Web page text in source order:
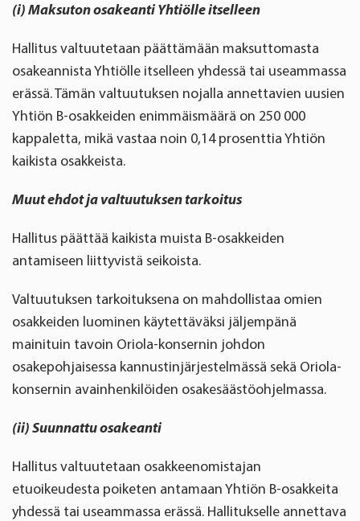
(i) Maksuton osakeanti Yhtiölle itselleen
Hallitus valtuutetaan päättämään maksuttomasta
osakeannista Yhtiölle itselleen yhdessä tai useammassa
erässä. Tämän valtuutuksen nojalla annettavien uusien
Yhtiön B-osakkeiden enimmäismäärä on 250 000
kappaletta, mikä vastaa noin 0,14 prosenttia Yhtiön
kaikista osakkeista.
Muut ehdot ja valtuutuksen tarkoitus
Hallitus päättää kaikista muista B-osakkeiden
antamiseen liittyvistä seikoista.
Valtuutuksen tarkoituksena on mahdollistaa omien
osakkeiden luominen käytettäväksi jäljempänä
mainituin tavoin Oriola-konsernin johdon
osakepohjaisessa kannustinjärjestelmässä sekä Oriola-
konsernin avainhenkilöiden osakesäästöohjelmassa.
(ii) Suunnattu osakeanti
Hallitus valtuutetaan osakkeenomistajan
etuoikeudesta poiketen antamaan Yhtiön B-osakkeita
yhdessä tai useammassa erässä. Hallitukselle annettava